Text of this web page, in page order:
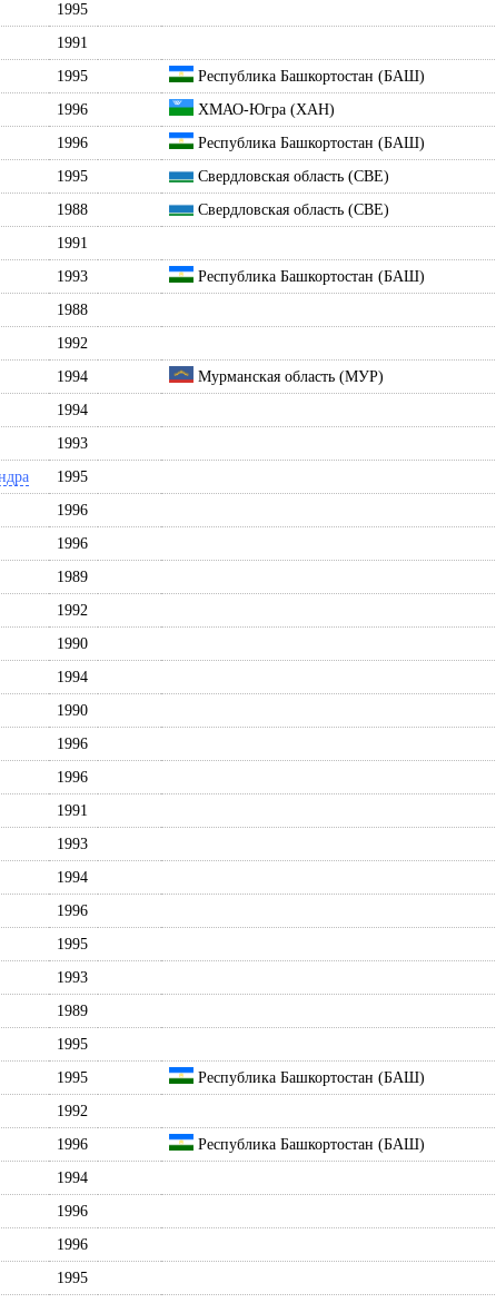
1995
1991
1995 Республика Башкортостан (БАШ)
1996 ХМАО-Югра (ХАН)
1996 Республика Башкортостан (БАШ)
1995 Свердловская область (СВЕ)
1988 Свердловская область (СВЕ)
1991
1993 Республика Башкортостан (БАШ)
1988
1992
1994 Мурманская область (МУР)
1994
1993
1995
1996
1996
1989
1992
1990
1994
1990
1996
1996
1991
1993
1994
1996
1995
1993
1989
1995
1995 Республика Башкортостан (БАШ)
1992
1996 Республика Башкортостан (БАШ)
1994
1996
1996
1995